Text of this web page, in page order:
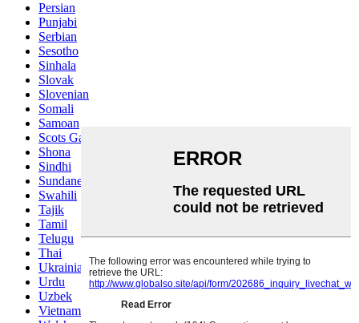
Persian
Punjabi
Serbian
Sesotho
Sinhala
Slovak
Slovenian
Somali
Samoan
Scots Gaelic
Shona
Sindhi
Sundanese
Swahili
Tajik
Tamil
Telugu
Thai
Ukrainian
Urdu
Uzbek
Vietnamese